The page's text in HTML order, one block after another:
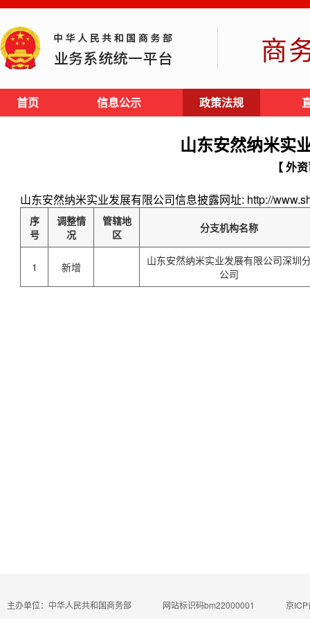
商
首页 信息公示 政策法规
山东安然纳米实
【 外
山东安然纳米实业发展有限公司信息披露网址: http://
序
号
调整情
况
管辖地
区
分支机构名称
1 新增
山东安然纳米实业发展有限公司深圳
公司
主办单位：中华人民共和国商务部 网站标识码bm22000001
京